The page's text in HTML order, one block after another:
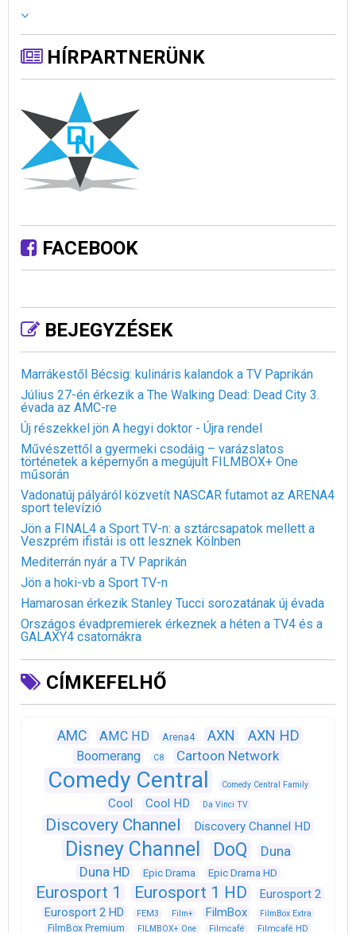
HÍRPARTNERÜNK
FACEBOOK
BEJEGYZÉSEK
Marrákestől Bécsig: kulináris kalandok a TV Paprikán
Július 27-én érkezik a The Walking Dead: Dead City 3.
évada az AMC-re
Új részekkel jön A hegyi doktor - Újra rendel
Művészettől a gyermeki csodáig – varázslatos
történetek a képernyőn a megújult FILMBOX+ One
műsorán
Vadonatúj pályáról közvetít NASCAR futamot az ARENA4
sport televízió
Jön a FINAL4 a Sport TV-n: a sztárcsapatok mellett a
Veszprém ifistái is ott lesznek Kölnben
Mediterrán nyár a TV Paprikán
Jön a hoki-vb a Sport TV-n
Hamarosan érkezik Stanley Tucci sorozatának új évada
Országos évadpremierek érkeznek a héten a TV4 és a
GALAXY4 csatornákra
CÍMKEFELHŐ
AMC AMC HD Arena4 AXN AXN HD
Boomerang C8 Cartoon Network
Comedy Central Comedy Central Family
Cool Cool HD Da Vinci TV
Discovery Channel Discovery Channel HD
Disney Channel DoQ
Duna
Duna HD
Epic Drama Epic Drama HD
Eurosport 1 Eurosport 1 HD
Eurosport 2
Eurosport 2 HD
FEM3 Film+ FilmBox FilmBox Extra
FilmBox Premium FILMBOX+ One Filmcafé Filmcafé HD